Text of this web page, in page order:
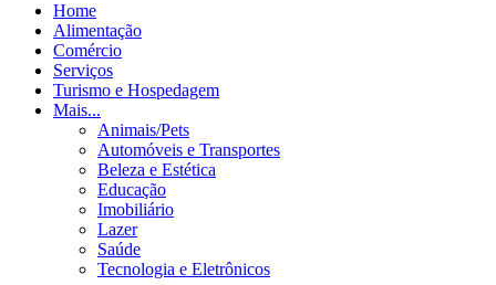
Home
Alimentação
Comércio
Serviços
Turismo e Hospedagem
Mais...
Animais/Pets
Automóveis e Transportes
Beleza e Estética
Educação
Imobiliário
Lazer
Saúde
Tecnologia e Eletrônicos